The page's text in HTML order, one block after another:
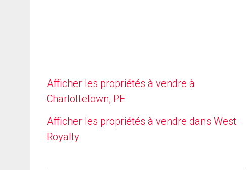
Afficher les propriétés à vendre à
Charlottetown, PE
Afficher les propriétés à vendre dans West
Royalty